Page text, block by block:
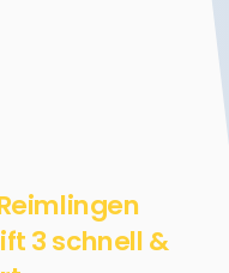
3 schnell &